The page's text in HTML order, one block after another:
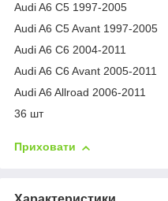
Audi A6 C5 1997-2005
Audi A6 C5 Avant 1997-2005
Audi A6 C6 2004-2011
Audi A6 C6 Avant 2005-2011
Audi A6 Allroad 2006-2011
36 шт
Приховати